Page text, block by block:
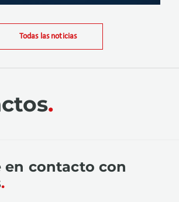
Todas las noticias
en contacto con